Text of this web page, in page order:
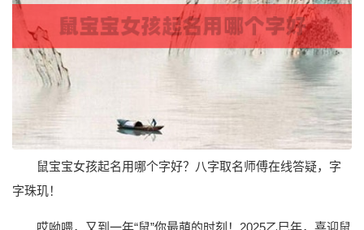
鼠宝宝女孩起名用哪个字好？八字取名师傅在线答疑，字
字珠玑！
哎呦喂，又到一年“鼠”你最萌的时刻！2025乙巳年，喜迎鼠